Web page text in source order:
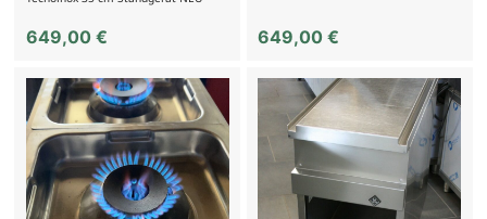
649,00 € 649,00€